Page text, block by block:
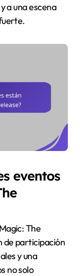
a una escena
eventos
The
de participación
y una
no solo